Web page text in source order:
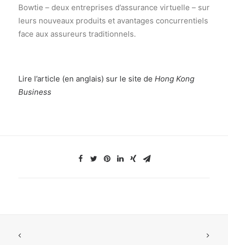
Bowtie – deux entreprises d’assurance virtuelle – sur
leurs nouveaux produits et avantages concurrentiels
face aux assureurs traditionnels.
Lire l’article (en anglais) sur le site de Hong Kong
Business